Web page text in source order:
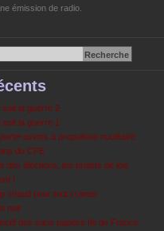
émission de radio.
soit la guerre 2
la guerre 1
avions à propulsion nucléaire
du CPE
des élections, les projets de lois
!
chaud pour tout cramer
noir
des sans papiers Ile de France